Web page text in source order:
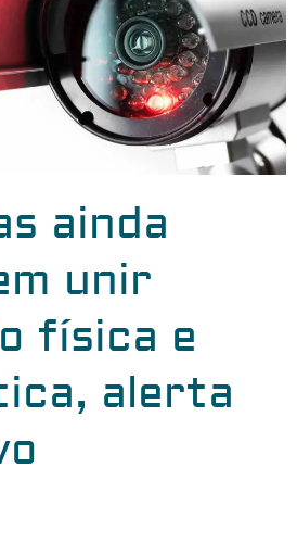
ainda
unir
física e
alerta